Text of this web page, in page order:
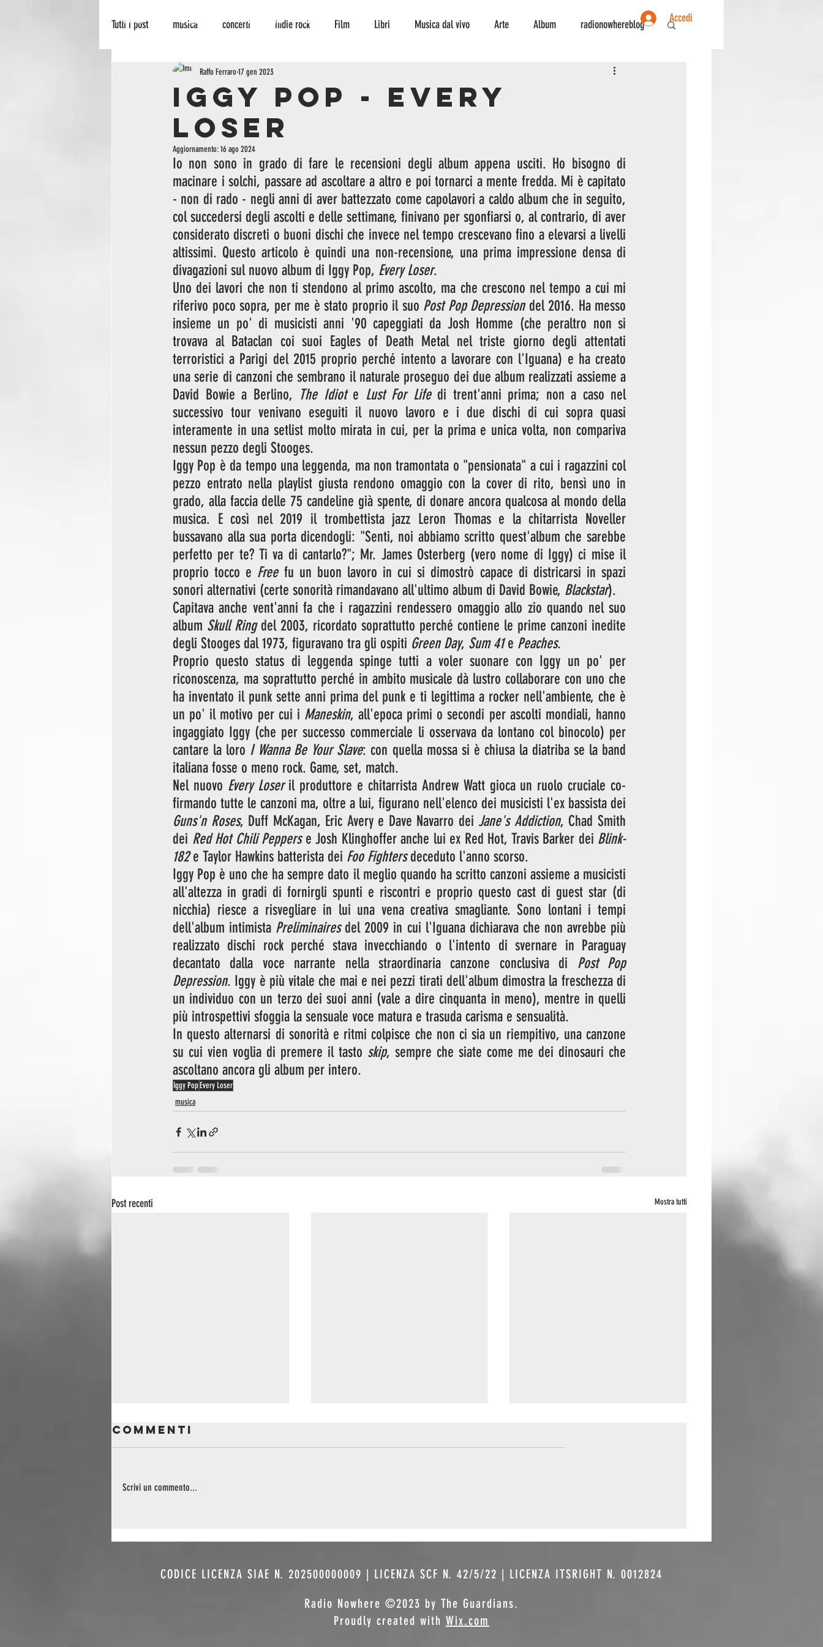
HOME BLOG PALINSESTO CONTATTI Accedi
Tutti i post musica concerti indie rock Film Libri Musica dal vivo Arte Album radionowhereblog
recensione radionowhere Interviste Sociologia
arte biografie escursionismo
IGGY POP - EVERY
LOSER
Raffo Ferraro17 gen 2023
Aggiornamento:16 ago 2024
Io non sono in grado di fare le recensioni degli album appena usciti. Ho bisogno di
macinare i solchi, passare ad ascoltare a altro e poi tornarci a mente fredda. Mi è capitato
- non di rado - negli anni di aver battezzato come capolavori a caldo album che in seguito,
col succedersi degli ascolti e delle settimane, finivano per sgonfiarsi o, al contrario, di aver
considerato discreti o buoni dischi che invece nel tempo crescevano fino a elevarsi a livelli
altissimi. Questo articolo è quindi una non-recensione, una prima impressione densa di
divagazioni sul nuovo album di Iggy Pop, Every Loser.
Uno dei lavori che non ti stendono al primo ascolto, ma che crescono nel tempo a cui mi
riferivo poco sopra, per me è stato proprio il suo Post Pop Depression del 2016. Ha messo
insieme un po' di musicisti anni '90 capeggiati da Josh Homme (che peraltro non si
trovava al Bataclan coi suoi Eagles of Death Metal nel triste giorno degli attentati
terroristici a Parigi del 2015 proprio perché intento a lavorare con l'Iguana) e ha creato
una serie di canzoni che sembrano il naturale proseguo dei due album realizzati assieme a
David Bowie a Berlino, The Idiot e Lust For Life di trent'anni prima; non a caso nel
successivo tour venivano eseguiti il nuovo lavoro e i due dischi di cui sopra quasi
interamente in una setlist molto mirata in cui, per la prima e unica volta, non compariva
nessun pezzo degli Stooges.
Iggy Pop è da tempo una leggenda, ma non tramontata o "pensionata" a cui i ragazzini col
pezzo entrato nella playlist giusta rendono omaggio con la cover di rito, bensì uno in
grado, alla faccia delle 75 candeline già spente, di donare ancora qualcosa al mondo della
musica. E così nel 2019 il trombettista jazz Leron Thomas e la chitarrista Noveller
bussavano alla sua porta dicendogli: "Senti, noi abbiamo scritto quest'album che sarebbe
perfetto per te? Ti va di cantarlo?"; Mr. James Osterberg (vero nome di Iggy) ci mise il
proprio tocco e Free fu un buon lavoro in cui si dimostrò capace di districarsi in spazi
sonori alternativi (certe sonorità rimandavano all'ultimo album di David Bowie, Blackstar).
Capitava anche vent'anni fa che i ragazzini rendessero omaggio allo zio quando nel suo
album Skull Ring del 2003, ricordato soprattutto perché contiene le prime canzoni inedite
degli Stooges dal 1973, figuravano tra gli ospiti Green Day, Sum 41 e Peaches.
Proprio questo status di leggenda spinge tutti a voler suonare con Iggy un po' per
riconoscenza, ma soprattutto perché in ambito musicale dà lustro collaborare con uno che
ha inventato il punk sette anni prima del punk e ti legittima a rocker nell'ambiente, che è
un po' il motivo per cui i Maneskin, all'epoca primi o secondi per ascolti mondiali, hanno
ingaggiato Iggy (che per successo commerciale li osservava da lontano col binocolo) per
cantare la loro I Wanna Be Your Slave: con quella mossa si è chiusa la diatriba se la band
italiana fosse o meno rock. Game, set, match.
Nel nuovo Every Loser il produttore e chitarrista Andrew Watt gioca un ruolo cruciale co-
Guns'n Roses, Duff McKagan, Eric Avery e Dave Navarro dei Jane's Addiction, Chad Smith
dei Red Hot Chili Peppers e Josh Klinghoffer anche lui ex Red Hot, Travis Barker dei Blink-
182 e Taylor Hawkins batterista dei Foo Fighters deceduto l'anno scorso.
Iggy Pop è uno che ha sempre dato il meglio quando ha scritto canzoni assieme a musicisti
all'altezza in gradi di fornirgli spunti e riscontri e proprio questo cast di guest star (di
nicchia) riesce a risvegliare in lui una vena creativa smagliante. Sono lontani i tempi
dell'album intimista Preliminaires del 2009 in cui l'Iguana dichiarava che non avrebbe più
realizzato dischi rock perché stava invecchiando o l'intento di svernare in Paraguay
decantato dalla voce narrante nella straordinaria canzone conclusiva di Post Pop
Depression. Iggy è più vitale che mai e nei pezzi tirati dell'album dimostra la freschezza di
un individuo con un terzo dei suoi anni (vale a dire cinquanta in meno), mentre in quelli
più introspettivi sfoggia la sensuale voce matura e trasuda carisma e sensualità.
In questo alternarsi di sonorità e ritmi colpisce che non ci sia un riempitivo, una canzone
su cui vien voglia di premere il tasto skip, sempre che siate come me dei dinosauri che
ascoltano ancora gli album per intero.
Iggy PopEvery Loser
musica
Post recenti Mostra tutti
Celtic Festival
torna
tutte le
portano a
qualcuno
promozione: il
fenomeno del
Commenti
Scrivi un commento...
CODICE LICENZA SIAE N. 202500000009 | LICENZA SCF N. 42/5/22 | LICENZA ITSRIGHT N. 0012824
Radio Nowhere ©2023 by The Guardians.
Proudly created with Wix.com